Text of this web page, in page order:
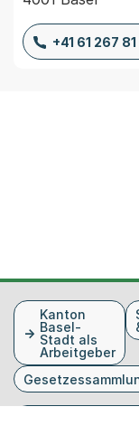
+41 61 267 81
FusszeileKanton
Basel-
Stadt als
Arbeitgeber